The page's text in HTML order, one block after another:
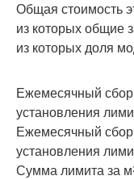
Общая стоимость
из которых общие
из которых доля
Ежемесячный
установления
Ежемесячный
установления
Сумма лимита за